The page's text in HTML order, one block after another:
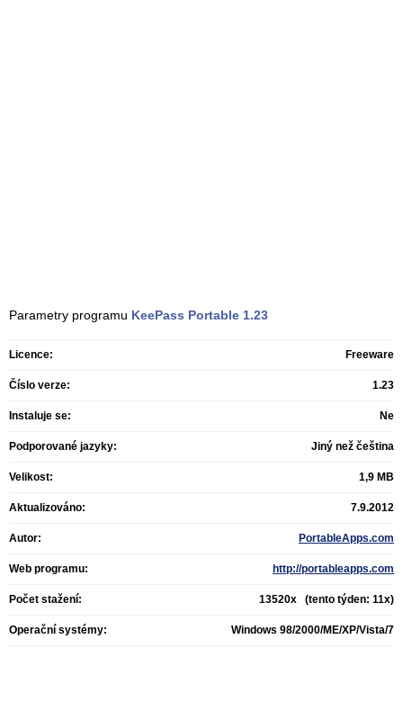
Parametry programu KeePass Portable 1.23
Licence: Freeware
Číslo verze: 1.23
Instaluje se: Ne
Podporované jazyky: Jiný než čeština
Velikost: 1,9 MB
Aktualizováno: 7.9.2012
Autor: PortableApps.com
Web programu: http://portableapps.com
Počet stažení: 13520x (tento týden: 11x)
Operační systémy: Windows 98/2000/ME/XP/Vista/7